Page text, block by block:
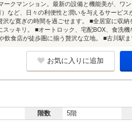
ークマンション。最新の設備と機能美が、ワ
など、日々の利便性と潤いを与えるサービス
な寛ぎの時間を過ごせます。 ■全居室に収納
ッキリ。 ■オートロック、宅配BOX、食洗
食店が徒歩圏に揃う贅沢な立地。 ■古川駅ま
お気に入りに追加
階数 5階